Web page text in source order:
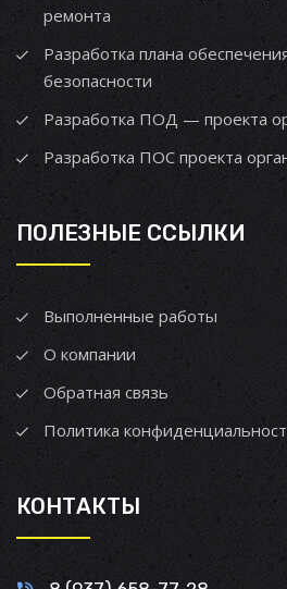
ремонта
Разработка плана
безопасности
Разработка ПОД — проекта
Разработка ПОС проекта
ПОЛЕЗНЫЕ ССЫЛКИ
Выполненные работы
О компании
Обратная связь
Политика
КОНТАКТЫ